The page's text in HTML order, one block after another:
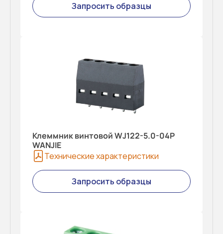
Запросить образцы
Клеммник винтовой WJ122-5.0-04P
WANJIE
Технические характеристики
Запросить образцы